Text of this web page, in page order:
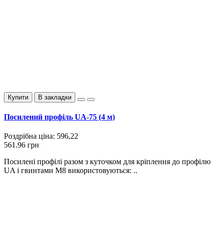
Купити В закладки
Посилений профіль UA-75 (4 м)
Роздрібна ціна: 596,22
561.96 грн
Посилені профілі разом з куточком для кріплення до профілю
UA і гвинтами М8 використовуються: ..